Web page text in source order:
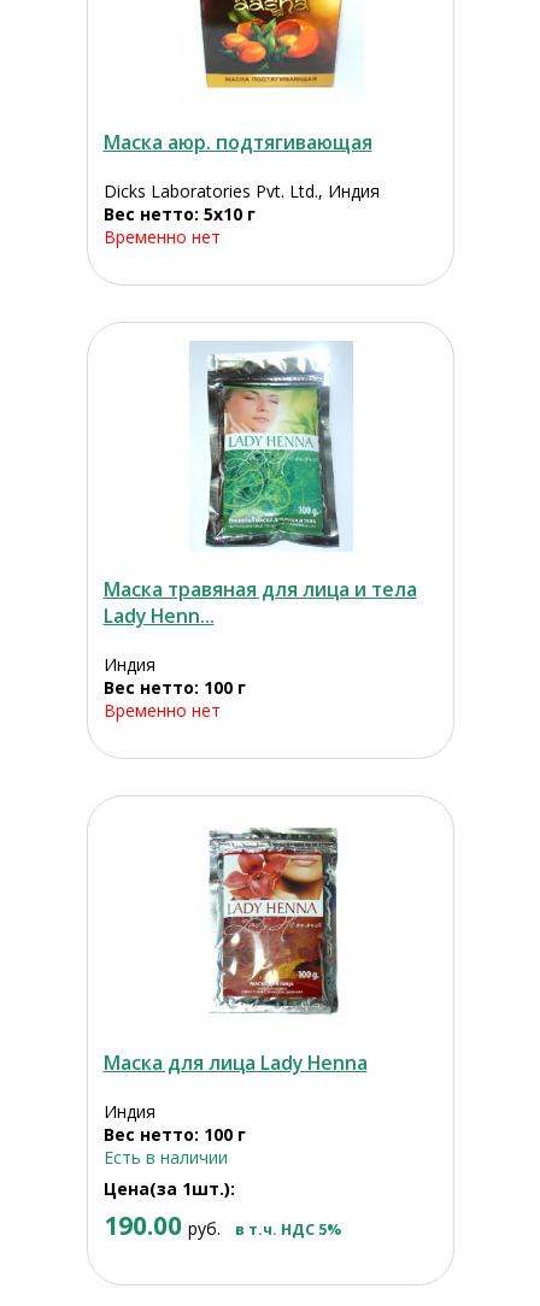
Маска аюр. подтягивающая
Dicks Laboratories Pvt. Ltd., Индия
Вес нетто: 5х10 г
Временно нет
Маска травяная для лица и тела
Lady Henn...
Индия
Вес нетто: 100 г
Временно нет
Маска для лица Lady Henna
Индия
Вес нетто: 100 г
Есть в наличии
Цена(за 1шт.):
190.00 руб. в т.ч. НДС 5%